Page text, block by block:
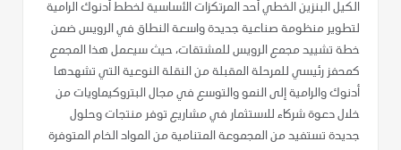
الكيل البنزين الخطي أحد المرتكزات الأساسية لخطط أدنوك الرامية
لتطوير منظومة صناعية جديدة واسعة النطاق في الرويس ضمن
خطة تشييد مجمع الرويس للمشتقات، حيث سيعمل هذا المجمع
كمحفز رئيسي للمرحلة المقبلة من النقلة النوعية التي تشهدها
أدنوك والرامية إلى النمو والتوسع في مجال البتروكيماويات من
خلال دعوة شركاء للاستثمار في مشاريع توفر منتجات وحلول
جديدة تستفيد من المجموعة المتنامية من المواد الخام المتوفرة